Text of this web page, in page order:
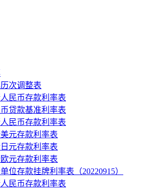
次调整表
民币存款利率表
贷款基准利率表
民币存款利率表
元存款利率表
元存款利率表
元存款利率表
位存款挂牌利率表（20220915）
民币存款利率表